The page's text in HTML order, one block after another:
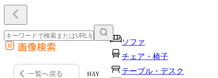
ソファ
チェア・椅子
テーブル・デスク
外部サイトの商品をカートに追加
他のサイトで見つけた商品ページのURLを貼り付けて、カートに追加できます
画像検索
一覧へ戻る HAY